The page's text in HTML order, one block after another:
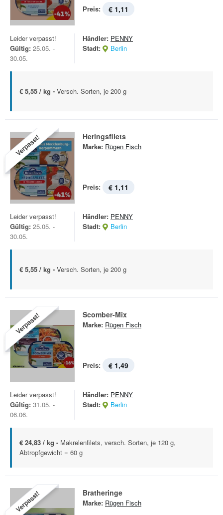
Preis: € 1,11
Leider verpasst!
Gültig: 25.05. -
30.05.
Händler: PENNY
Stadt:
Berlin
€ 5,55 / kg - Versch. Sorten, je 200 g
Verpasst! Heringsfilets
Marke: Rügen Fisch
Preis: € 1,11
Leider verpasst!
Gültig: 25.05. -
30.05.
Händler: PENNY
Stadt:
Berlin
€ 5,55 / kg - Versch. Sorten, je 200 g
Verpasst! Scomber-Mix
Marke: Rügen Fisch
Preis: € 1,49
Leider verpasst!
Gültig: 31.05. -
06.06.
Händler: PENNY
Stadt:
Berlin
€ 24,83 / kg - Makrelenfilets, versch. Sorten, je 120 g,
Abtropfgewicht = 60 g
Verpasst! Bratheringe
Marke: Rügen Fisch